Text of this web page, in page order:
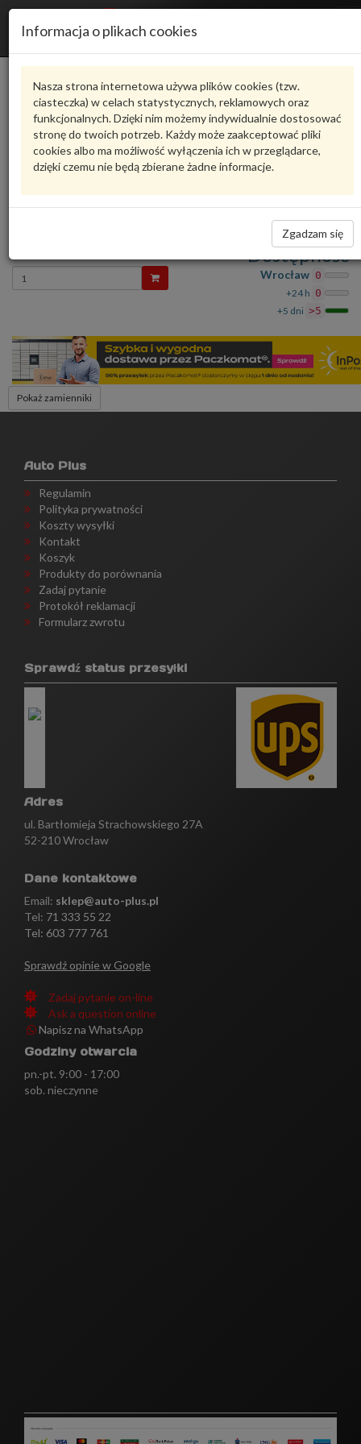
Informacja o plikach cookies
Nasza strona internetowa używa plików cookies (tzw.
ciasteczka) w celach statystycznych, reklamowych oraz
funkcjonalnych. Dzięki nim możemy indywidualnie dostosować
stronę do twoich potrzeb. Każdy może zaakceptować pliki
cookies albo ma możliwość wyłączenia ich w przeglądarce,
dzięki czemu nie będą zbierane żadne informacje.
Zgadzam się
Karta produktu
6R1423055KXVAG
VAG - produkt oryginalny VW AUDI SEAT SKODA
Przekł.kierown.z drążk.kierow. 6R1423055KX VAG
Wprowadź
ilość
Dostępność
Wrocław 0
+24 h 0
+5 dni >5
Pokaż zamienniki
Auto Plus
Regulamin
Polityka prywatności
Koszty wysyłki
Kontakt
Koszyk
Produkty do porównania
Zadaj pytanie
Protokół reklamacji
Formularz zwrotu
Sprawdź status przesyłki
Adres
ul. Bartłomieja Strachowskiego 27A
52-210 Wrocław
Dane kontaktowe
Email: sklep@auto-plus.pl
Tel: 71 333 55 22
Tel: 603 777 761
Sprawdź opinie w Google
Zadaj pytanie on-line
Ask a question online
Napisz na WhatsApp
Godziny otwarcia
pn.-pt. 9:00 - 17:00
sob. nieczynne